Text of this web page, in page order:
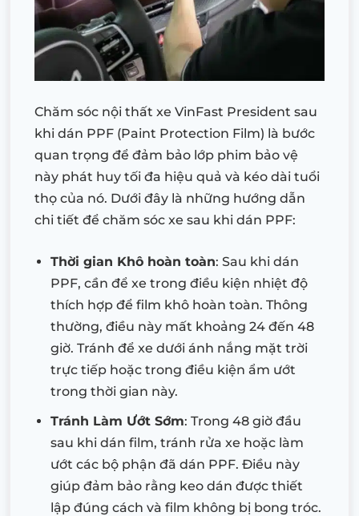
Chăm sóc nội thất xe VinFast President sau
khi dán PPF (Paint Protection Film) là bước
quan trọng để đảm bảo lớp phim bảo vệ
này phát huy tối đa hiệu quả và kéo dài tuổi
thọ của nó. Dưới đây là những hướng dẫn
chi tiết để chăm sóc xe sau khi dán PPF:
Thời gian Khô hoàn toàn: Sau khi dán
PPF, cần để xe trong điều kiện nhiệt độ
thích hợp để film khô hoàn toàn. Thông
thường, điều này mất khoảng 24 đến 48
giờ. Tránh để xe dưới ánh nắng mặt trời
trực tiếp hoặc trong điều kiện ẩm ướt
trong thời gian này.
Tránh Làm Ướt Sớm: Trong 48 giờ đầu
sau khi dán film, tránh rửa xe hoặc làm
ướt các bộ phận đã dán PPF. Điều này
giúp đảm bảo rằng keo dán được thiết
lập đúng cách và film không bị bong tróc.